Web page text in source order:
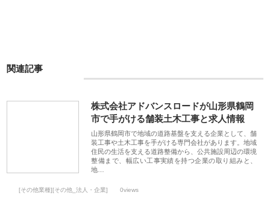
関連記事
株式会社アドバンスロードが山形県鶴岡
市で手がける舗装土木工事と求人情報
山形県鶴岡市で地域の道路基盤を支える企業として、舗
装工事や土木工事を手がける専門会社があります。地域
住民の生活を支える道路整備から、公共施設周辺の環境
整備まで、幅広い工事実績を持つ企業の取り組みと、
地…
[その他業種][その他_法人・企業] 0views